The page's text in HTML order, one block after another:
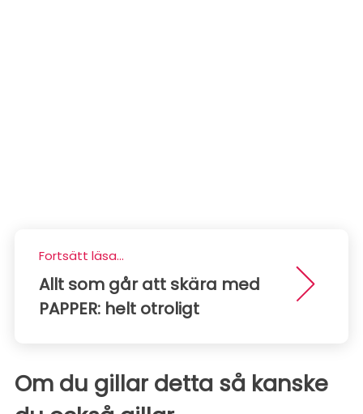
Fortsätt läsa...
Allt som går att skära med
PAPPER: helt otroligt
Om du gillar detta så kanske